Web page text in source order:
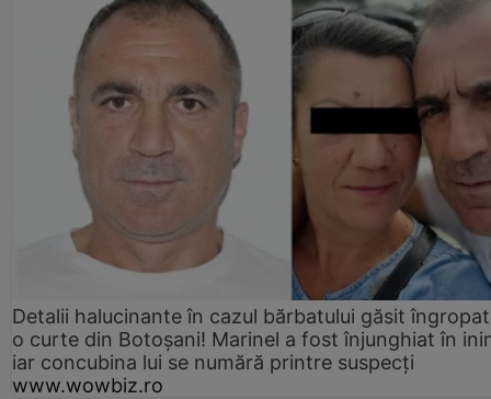
Detalii halucinante în cazul bărbatului găsit
o curte din Botoșani! Marinel a fost înjunghiat în
iar concubina lui se numără printre suspecți
www.wowbiz.ro